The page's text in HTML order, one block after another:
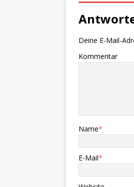
Deine E-Mail-
Kommentar
Name*
E-Mail*